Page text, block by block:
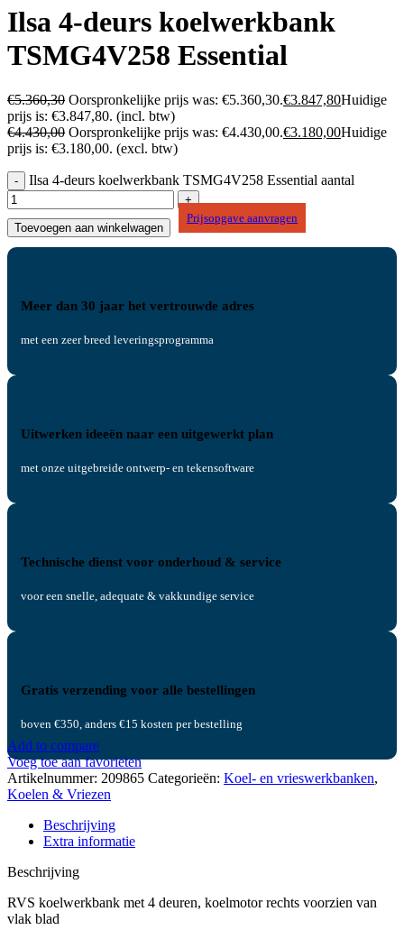
Ilsa 4-deurs koelwerkbank
TSMG4V258 Essential
€5.360,30 Oorspronkelijke prijs was: €5.360,30.€3.847,80Huidige
prijs is: €3.847,80. (incl. btw)
€4.430,00 Oorspronkelijke prijs was: €4.430,00.€3.180,00Huidige
prijs is: €3.180,00. (excl. btw)
Ilsa 4-deurs koelwerkbank TSMG4V258 Essential aantal
Toevoegen aan winkelwagen
Prijsopgave aanvragen
Meer dan 30 jaar het vertrouwde adres
met een zeer breed leveringsprogramma
Uitwerken ideeën naar een uitgewerkt plan
met onze uitgebreide ontwerp- en tekensoftware
Technische dienst voor onderhoud & service
voor een snelle, adequate & vakkundige service
Gratis verzending voor alle bestellingen
boven €350, anders €15 kosten per bestelling
Add to compare
Voeg toe aan favorieten
Artikelnummer: 209865 Categorieën: Koel- en vrieswerkbanken,
Koelen & Vriezen
Beschrijving
Extra informatie
Beschrijving
RVS koelwerkbank met 4 deuren, koelmotor rechts voorzien van
vlak blad